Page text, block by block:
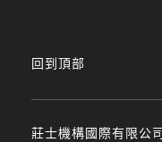
莊士機構國際有限公司
回到頂部